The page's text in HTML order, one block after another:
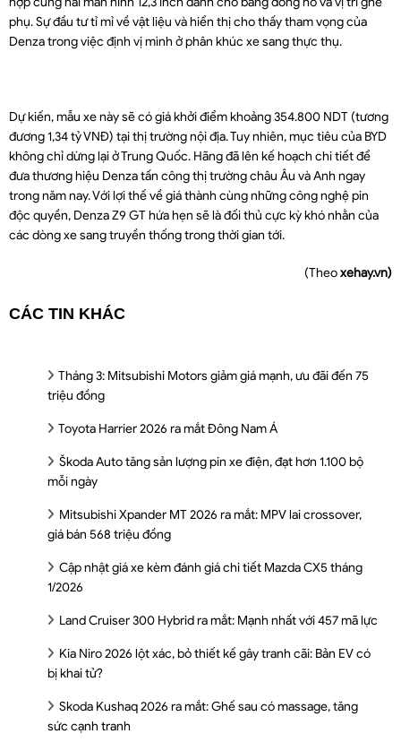
phụ. Sự đầu tư tỉ mỉ về vật liệu và hiển thị cho thấy tham vọng của
Denza trong việc định vị mình ở phân khúc xe sang thực thụ.
Dự kiến, mẫu xe này sẽ có giá khởi điểm khoảng 354.800 NDT (tương
đương 1,34 tỷ VNĐ) tại thị trường nội địa. Tuy nhiên, mục tiêu của BYD
không chỉ dừng lại ở Trung Quốc. Hãng đã lên kế hoạch chi tiết để
đưa thương hiệu Denza tấn công thị trường châu Âu và Anh ngay
trong năm nay. Với lợi thế về giá thành cùng những công nghệ pin
độc quyền, Denza Z9 GT hứa hẹn sẽ là đối thủ cực kỳ khó nhằn của
các dòng xe sang truyền thống trong thời gian tới.
(Theoxehay.vn)
CÁC TIN KHÁC
Tháng 3: Mitsubishi Motors giảm giá mạnh, ưu đãi đến 75
triệu đồng
Toyota Harrier 2026 ra mắt Đông Nam Á
Škoda Auto tăng sản lượng pin xe điện, đạt hơn 1.100 bộ
mỗi ngày
Mitsubishi Xpander MT 2026 ra mắt: MPV lai crossover,
giá bán 568 triệu đồng
Cập nhật giá xe kèm đánh giá chi tiết Mazda CX5 tháng
1/2026
Land Cruiser 300 Hybrid ra mắt: Mạnh nhất với 457 mã lực
Kia Niro 2026 lột xác, bỏ thiết kế gây tranh cãi: Bản EV có
bị khai tử?
Skoda Kushaq 2026 ra mắt: Ghế sau có massage, tăng
sức cạnh tranh